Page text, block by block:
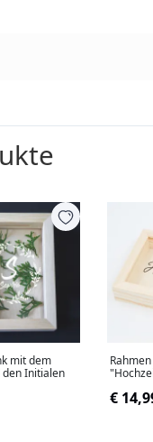
mit dem
den Initialen
€